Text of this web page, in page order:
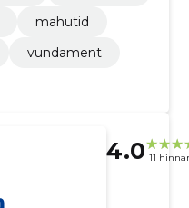
mahutid
vundament
4.0 11